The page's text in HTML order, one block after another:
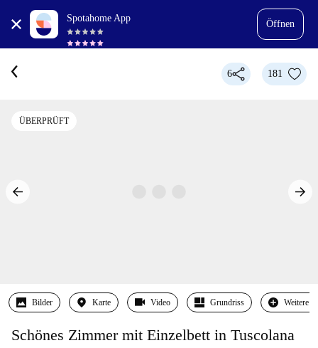
Spotahome App
Öffnen
6 181
ÜBERPRÜFT
Bilder Karte Video Grundriss Weitere
Schönes Zimmer mit Einzelbett in Tuscolana